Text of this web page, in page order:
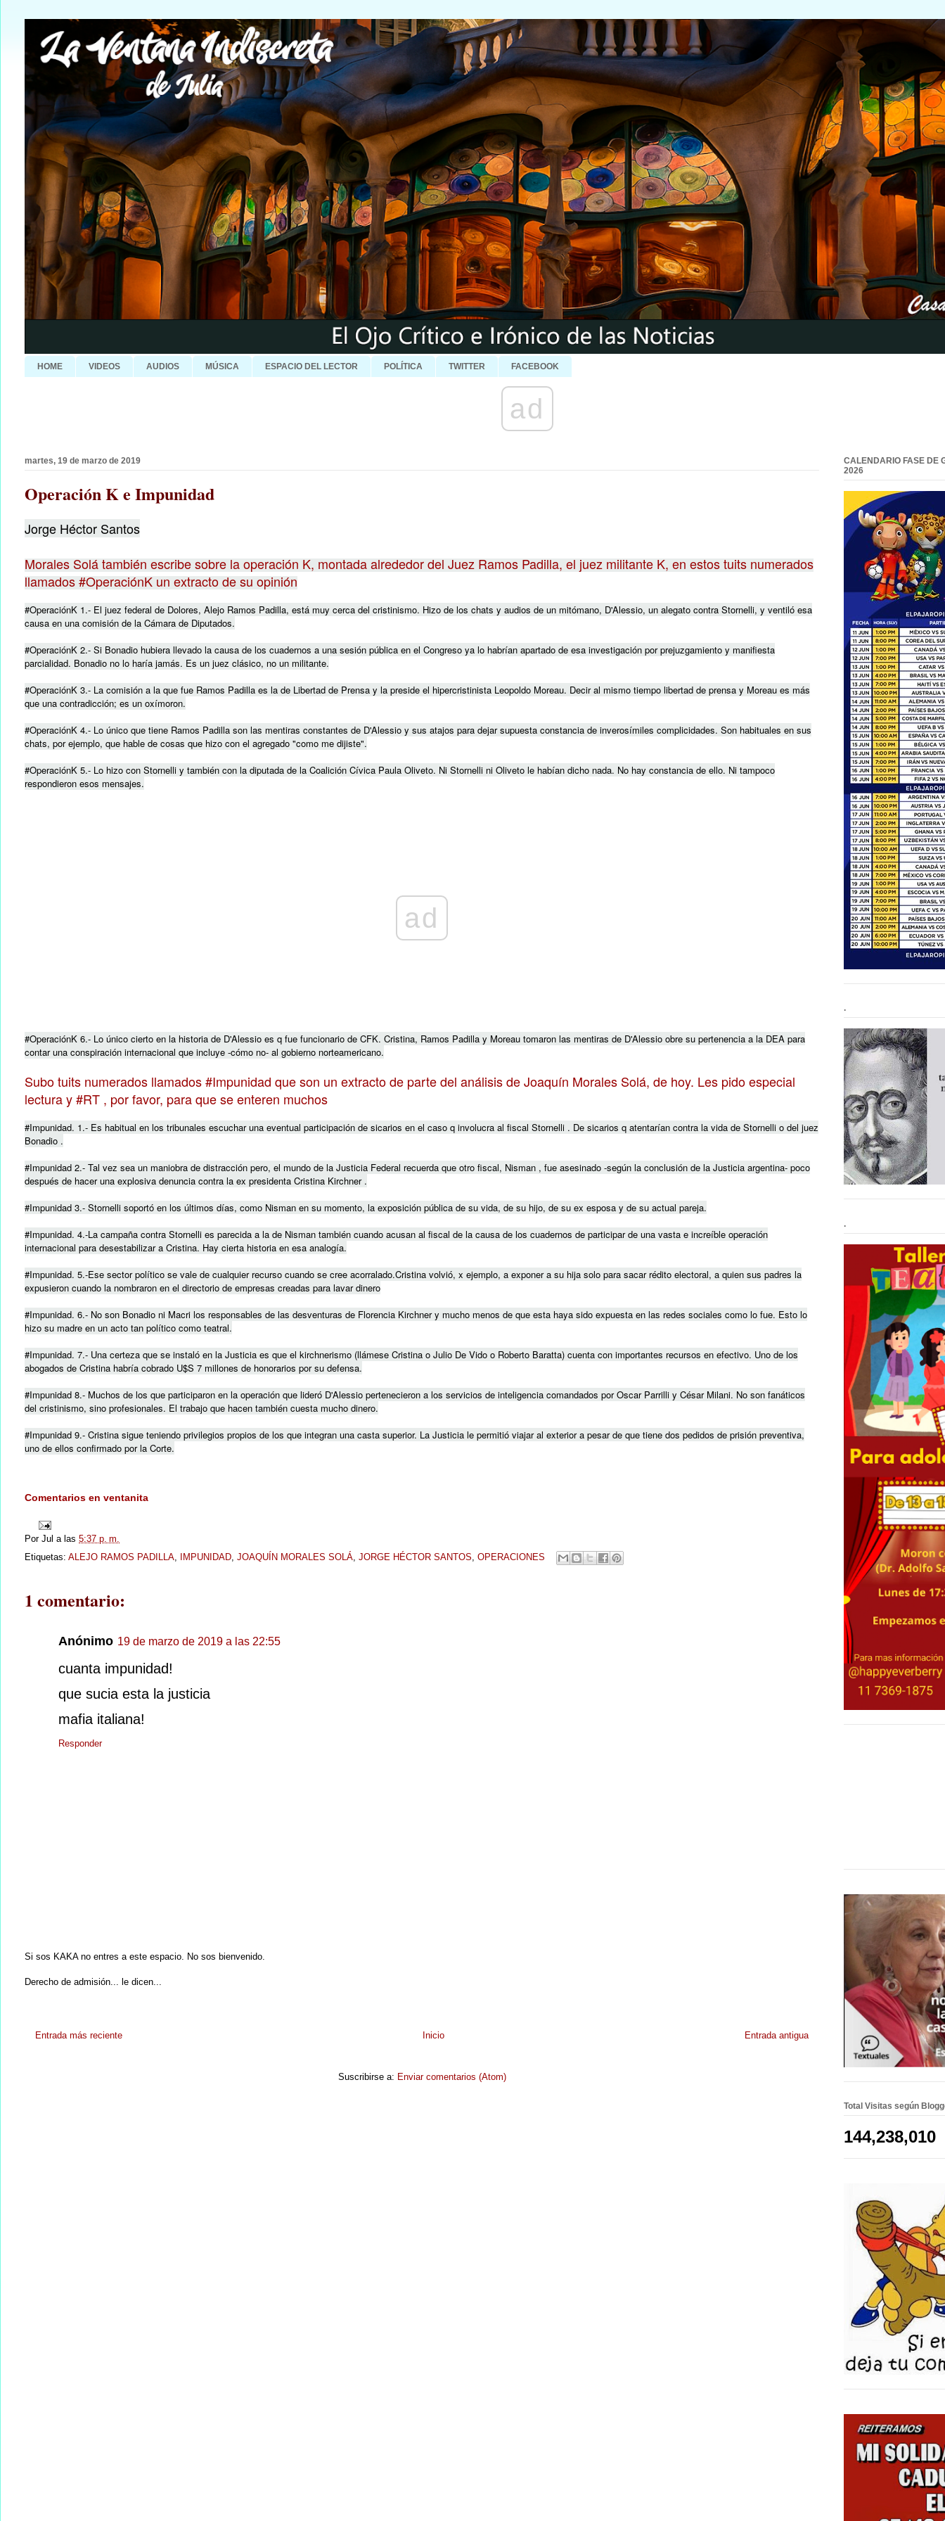
HOME VIDEOS AUDIOS MÚSICA ESPACIO DEL LECTOR POLÍTICA TWITTER FACEBOOK
ad
martes, 19 de marzo de 2019
Operación K e Impunidad
Jorge Héctor Santos
Morales Solá también escribe sobre la operación K, montada alrededor del Juez Ramos Padilla, el juez militante K, en estos tuits numerados
llamados #OperaciónK un extracto de su opinión
#OperaciónK 1.- El juez federal de Dolores, Alejo Ramos Padilla, está muy cerca del cristinismo. Hizo de los chats y audios de un mitómano, D'Alessio, un alegato contra Stornelli, y ventiló esa
causa en una comisión de la Cámara de Diputados.
#OperaciónK 2.- Si Bonadio hubiera llevado la causa de los cuadernos a una sesión pública en el Congreso ya lo habrían apartado de esa investigación por prejuzgamiento y manifiesta
parcialidad. Bonadio no lo haría jamás. Es un juez clásico, no un militante.
#OperaciónK 3.- La comisión a la que fue Ramos Padilla es la de Libertad de Prensa y la preside el hipercristinista Leopoldo Moreau. Decir al mismo tiempo libertad de prensa y Moreau es más
que una contradicción; es un oxímoron.
#OperaciónK 4.- Lo único que tiene Ramos Padilla son las mentiras constantes de D'Alessio y sus atajos para dejar supuesta constancia de inverosímiles complicidades. Son habituales en sus
chats, por ejemplo, que hable de cosas que hizo con el agregado "como me dijiste".
#OperaciónK 5.- Lo hizo con Stornelli y también con la diputada de la Coalición Cívica Paula Oliveto. Ni Stornelli ni Oliveto le habían dicho nada. No hay constancia de ello. Ni tampoco
respondieron esos mensajes.
ad
#OperaciónK 6.- Lo único cierto en la historia de D'Alessio es q fue funcionario de CFK. Cristina, Ramos Padilla y Moreau tomaron las mentiras de D'Alessio obre su pertenencia a la DEA para
contar una conspiración internacional que incluye -cómo no- al gobierno norteamericano.
Subo tuits numerados llamados #Impunidad que son un extracto de parte del análisis de Joaquín Morales Solá, de hoy. Les pido especial
lectura y #RT , por favor, para que se enteren muchos
#Impunidad. 1.- Es habitual en los tribunales escuchar una eventual participación de sicarios en el caso q involucra al fiscal Stornelli . De sicarios q atentarían contra la vida de Stornelli o del juez
Bonadio .
#Impunidad 2.- Tal vez sea un maniobra de distracción pero, el mundo de la Justicia Federal recuerda que otro fiscal, Nisman , fue asesinado -según la conclusión de la Justicia argentina- poco
después de hacer una explosiva denuncia contra la ex presidenta Cristina Kirchner .
#Impunidad 3.- Stornelli soportó en los últimos días, como Nisman en su momento, la exposición pública de su vida, de su hijo, de su ex esposa y de su actual pareja.
#Impunidad. 4.-La campaña contra Stornelli es parecida a la de Nisman también cuando acusan al fiscal de la causa de los cuadernos de participar de una vasta e increíble operación
internacional para desestabilizar a Cristina. Hay cierta historia en esa analogía.
#Impunidad. 5.-Ese sector político se vale de cualquier recurso cuando se cree acorralado.Cristina volvió, x ejemplo, a exponer a su hija solo para sacar rédito electoral, a quien sus padres la
expusieron cuando la nombraron en el directorio de empresas creadas para lavar dinero
#Impunidad. 6.- No son Bonadio ni Macri los responsables de las desventuras de Florencia Kirchner y mucho menos de que esta haya sido expuesta en las redes sociales como lo fue. Esto lo
hizo su madre en un acto tan político como teatral.
#Impunidad. 7.- Una certeza que se instaló en la Justicia es que el kirchnerismo (llámese Cristina o Julio De Vido o Roberto Baratta) cuenta con importantes recursos en efectivo. Uno de los
abogados de Cristina habría cobrado U$S 7 millones de honorarios por su defensa.
#Impunidad 8.- Muchos de los que participaron en la operación que lideró D'Alessio pertenecieron a los servicios de inteligencia comandados por Oscar Parrilli y César Milani. No son fanáticos
del cristinismo, sino profesionales. El trabajo que hacen también cuesta mucho dinero.
#Impunidad 9.- Cristina sigue teniendo privilegios propios de los que integran una casta superior. La Justicia le permitió viajar al exterior a pesar de que tiene dos pedidos de prisión preventiva,
uno de ellos confirmado por la Corte.
Comentarios en ventanita
Por Jul a las 5:37 p. m.
Etiquetas: ALEJO RAMOS PADILLA IMPUNIDAD JOAQUÍN MORALES SOLÁ JORGE HÉCTOR SANTOS OPERACIONES
1 comentario:
Anónimo 19 de marzo de 2019 a las 22:55
cuanta impunidad!
que sucia esta la justicia
mafia italiana!
Responder
Si sos KAKA no entres a este espacio. No sos bienvenido.
Derecho de admisión... le dicen...
Entrada más reciente Entrada antigua
Inicio
Suscribirse a: Enviar comentarios (Atom)
CALENDARIO FASE DE
2026
.
.
Total Visitas según
144,238,010